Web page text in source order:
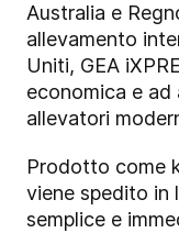
Australia e
allevamento
Uniti, GEA
economica e
allevatori
Prodotto come
viene spedito in
semplice e